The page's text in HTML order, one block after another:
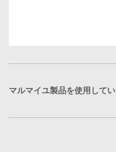
マルマイユ製品を使用して